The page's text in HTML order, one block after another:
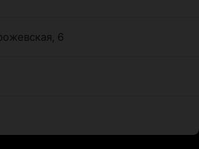
6